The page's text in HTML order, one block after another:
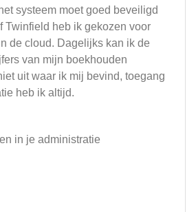
systeem moet goed beveiligd
Twinfield heb ik gekozen voor
de cloud. Dagelijks kan ik de
van mijn boekhouden
uit waar ik mij bevind, toegang
heb ik altijd.
in je administratie